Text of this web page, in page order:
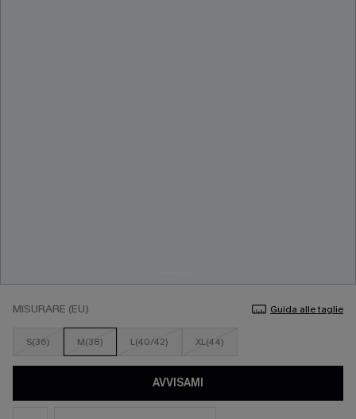
MISURARE (EU) Guida alle taglie
S(36) M(38) L(40/42) XL(44)
AVVISAMI